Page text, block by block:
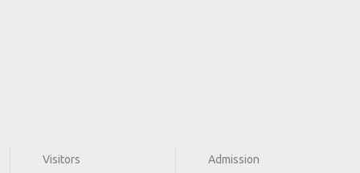
Visitors Admission